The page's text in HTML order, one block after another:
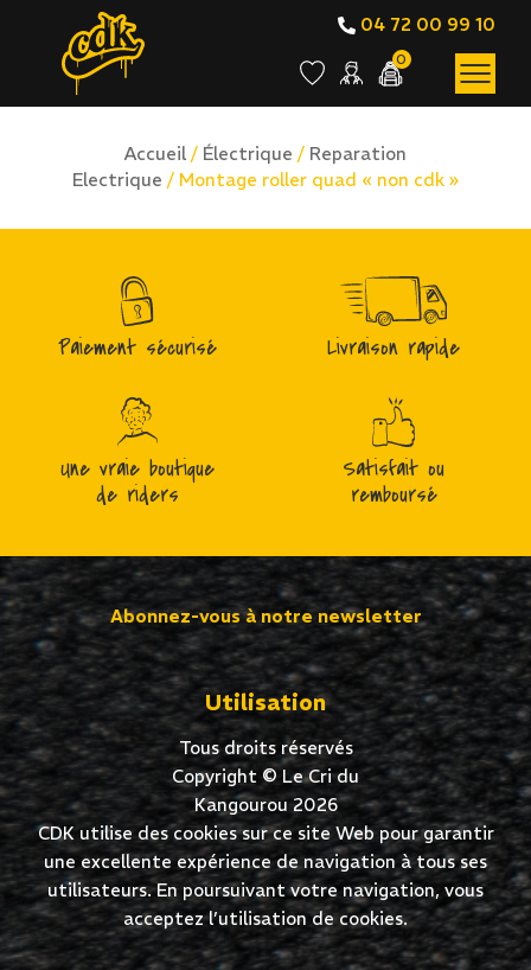
04 72 00 99 10
0
Accueil / Électrique / Reparation
Electrique / Montage roller quad « non cdk »
Paiement sécurisé Livraison rapide
Une vraie boutique
de riders
Satisfait ou
remboursé
Abonnez-vous à notre newsletter
Utilisation
Tous droits réservés
Copyright © Le Cri du
Kangourou 2026
CDK utilise des cookies sur ce site Web pour garantir
une excellente expérience de navigation à tous ses
utilisateurs. En poursuivant votre navigation, vous
acceptez l’utilisation de cookies.